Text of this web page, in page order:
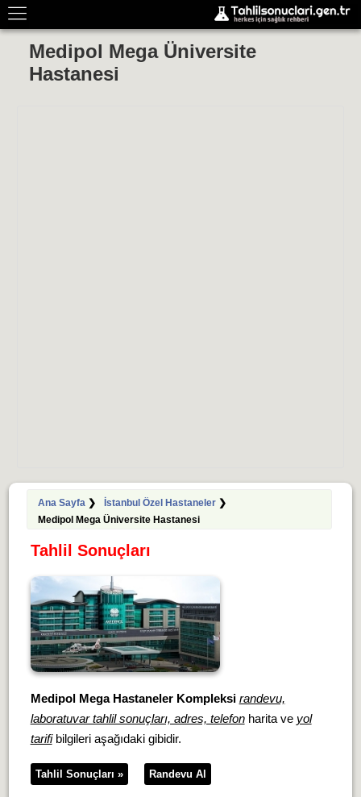
Medipol Mega Üniversite
Hastanesi
Ana Sayfa❯ İstanbul Özel Hastaneler❯
Medipol Mega Üniversite Hastanesi
Tahlil Sonuçları
Medipol Mega Hastaneler Kompleksi randevu,
laboratuvar tahlil sonuçları, adres, telefonharita ve yol
tarifibilgileri aşağıdaki gibidir.
Tahlil Sonuçları » Randevu Al